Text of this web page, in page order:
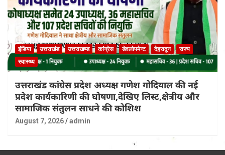
इंडिया उत्तराखंड उत्तराखण्ड कांग्रेस डेवलोपमेन्ट देहरादून
राज्य
स्वास्थ्य
उत्तराखंड कांग्रेस प्रदेश अध्यक्ष गणेश गोदियाल की नई
प्रदेश कार्यकारिणी की घोषणा,देखिए लिस्ट,क्षेत्रीय और
सामाजिक संतुलन साधने की कोशिश
August 7, 2026 admin